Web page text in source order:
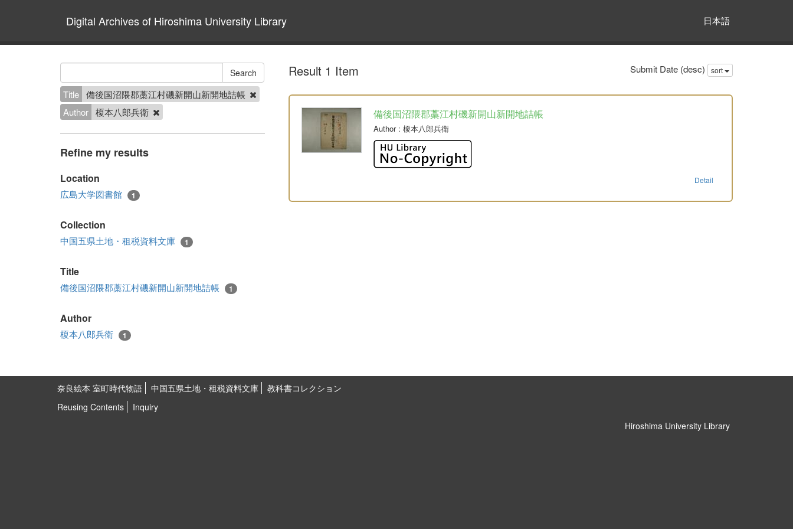
Digital Archives of Hiroshima University Library 日本語
Title 備後国沼隈郡藁江村磯新開山新開地詰帳
Author 榎本八郎兵衛
Refine my results
Location
広島大学図書館 1
Collection
中国五県土地・租税資料文庫 1
Title
備後国沼隈郡藁江村磯新開山新開地詰帳 1
Author
榎本八郎兵衛 1
Result 1 Item Submit Date (desc) sort
備後国沼隈郡藁江村磯新開山新開地詰帳
Author: 榎本八郎兵衛
Detail
奈良絵本 室町時代物語 中国五県土地・租税資料文庫
教科書コレクション
Reusing Contents
Inquiry
Hiroshima University Library